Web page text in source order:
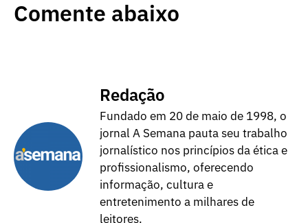
Comente abaixo
Redação
Fundado em 20 de maio de 1998, o
jornal A Semana pauta seu trabalho
jornalístico nos princípios da ética e
profissionalismo, oferecendo
informação, cultura e
entretenimento a milhares de
leitores.